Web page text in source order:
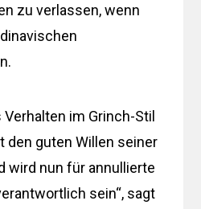
zu verlassen, wenn
Verhalten im Grinch-Stil
den guten Willen seiner
wird nun für annullierte
sein“, sagt